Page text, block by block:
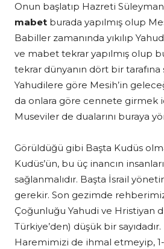
Onun başlatıp Hazreti
mabet burada yapılmış olup
Babiller zamanında yıkılıp
ve mabet tekrar yapılmış olup
tekrar dünyanın dört bir
Yahudilere göre Mesih’in
da onlara göre cennete girmek
Museviler de dualarını buraya
Görüldüğü gibi Başta Kudüs
Kudüs’ün, bu üç inancın
sağlanmalıdır. Başta İsrail
gerekir. Son gezimde
Çoğunluğu Yahudi ve Hristiyan
Türkiye’den) düşük bir
Haremimizi de ihmal etmeyip, 1-